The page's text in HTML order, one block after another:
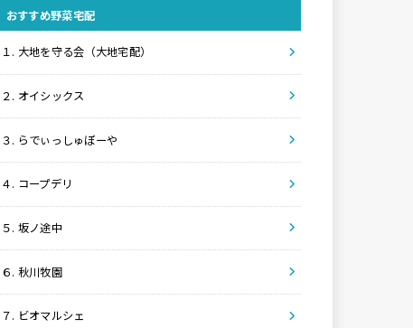
おすすめ野菜宅配
１. 大地を守る会（大地宅配）
２. オイシックス
３. らでぃっしゅぼーや
４. コープデリ
５. 坂ノ途中
６. 秋川牧園
７. ビオマルシェ